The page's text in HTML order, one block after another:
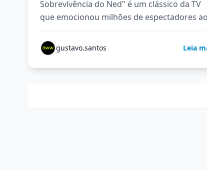
Sobrevivência do Ned" é um clássico da TV
que emocionou milhões de espectadores ao
gustavo.santos Leia